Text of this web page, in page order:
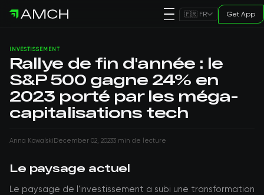
🇫🇷 FR Get App
INVESTISSEMENT
Rallye de fin d'année : le
S&P 500 gagne 24% en
2023 porté par les méga-
capitalisations tech
Anna KowalskiDecember 02, 20233 min de lecture
Le paysage actuel
Le paysage de l'investissement a subi une transformation